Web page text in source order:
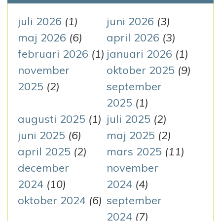
t
e
r
:
juli 2026 (1) juni 2026 (3)
maj 2026 (6) april 2026 (3)
februari 2026 (1) januari 2026 (1)
november
2025 (2)
oktober 2025 (9)
september
2025 (1)
augusti 2025 (1) juli 2025 (2)
juni 2025 (6) maj 2025 (2)
april 2025 (2) mars 2025 (11)
december
2024 (10)
november
2024 (4)
oktober 2024 (6) september
2024 (7)